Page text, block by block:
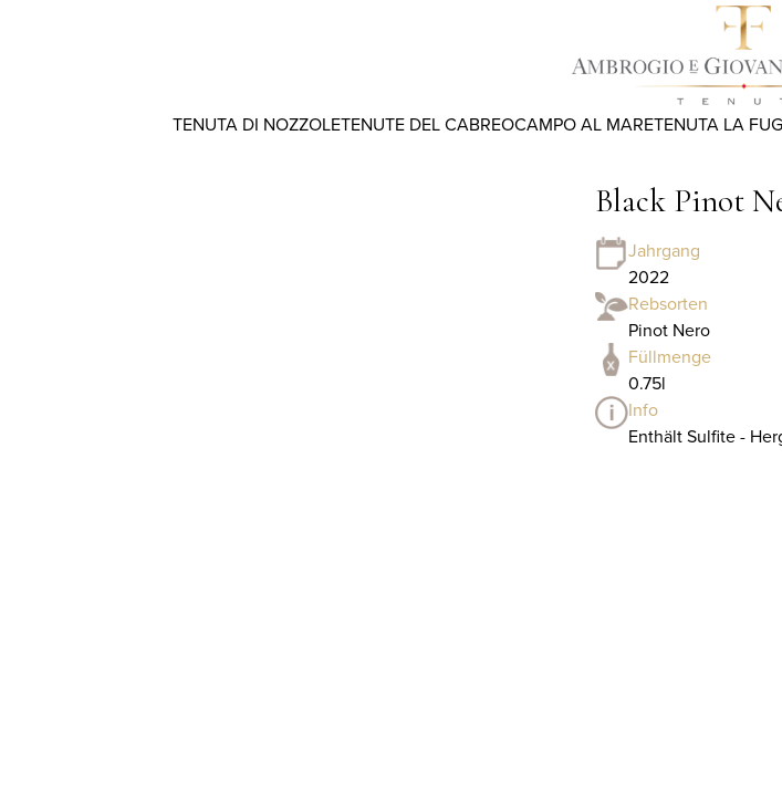
TENUTA DI NOZZOLETENUTE DEL CABREOCAMPO AL MARETENUTA LA
Black Pinot
Jahrgang
2022
Rebsorten
Pinot Nero
Füllmenge
0.75l
Info
Enthält Sulfite -